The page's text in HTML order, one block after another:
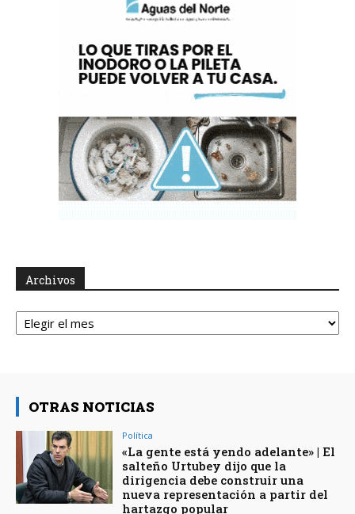
Archivos
Archivos
OTRAS NOTICIAS
Política
«La gente está yendo adelante» | El
salteño Urtubey dijo que la
dirigencia debe construir una
nueva representación a partir del
hartazgo popular